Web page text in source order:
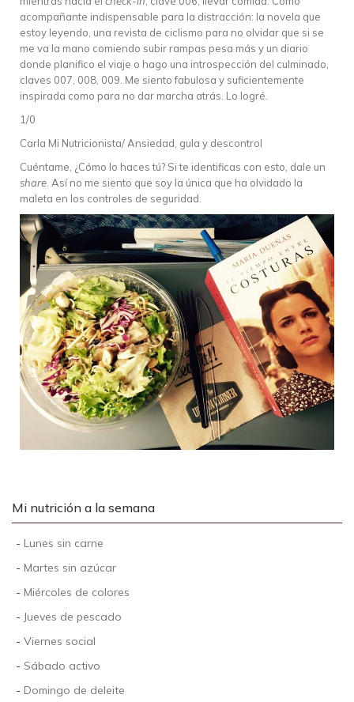
acompañante indispensable para la distracción: la novela que
estoy leyendo, una revista de ciclismo para no olvidar que si se
me va la mano comiendo subir rampas pesa más y un diario
donde planifico el viaje o hago una introspección del culminado,
claves 007, 008, 009. Me siento fabulosa y suficientemente
inspirada como para no dar marcha atrás. Lo logré.
1/0
Carla Mi Nutricionista/ Ansiedad, gula y descontrol
Cuéntame, ¿Cómo lo haces tú? Si te identificas con esto, dale un
share . Así no me siento que soy la única que ha olvidado la
maleta en los controles de seguridad.
Mi nutrición a la semana
- Lunes sin carne
- Martes sin azúcar
- Miércoles de colores
- Jueves de pescado
- Viernes social
- Sábado activo
- Domingo de deleite